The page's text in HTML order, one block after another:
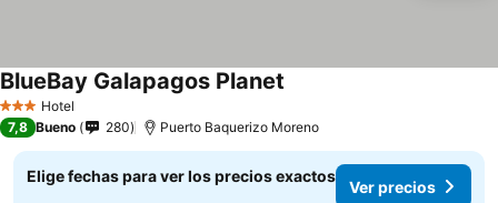
3 Estrellas
Hotel
BlueBay Galapagos Planet
7,8 Bueno 280 Puerto Baquerizo Moreno
Elige fechas para ver los precios exactos
Ver precios